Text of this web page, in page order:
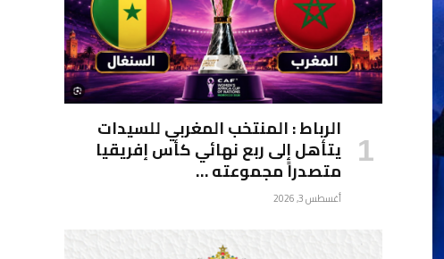
الرباط : المنتخب المغربي للسيدات
يتأهل إلى ربع نهائي كأس إفريقيا
متصدراً مجموعته …
أغسطس 3, 2026